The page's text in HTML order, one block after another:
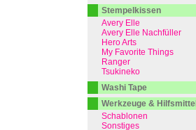
Stempelkissen
Avery Elle
Avery Elle Nachfüller
Hero Arts
My Favorite Things
Ranger
Tsukineko
Washi Tape
Werkzeuge & Hilfsmittel
Schablonen
Sonstiges